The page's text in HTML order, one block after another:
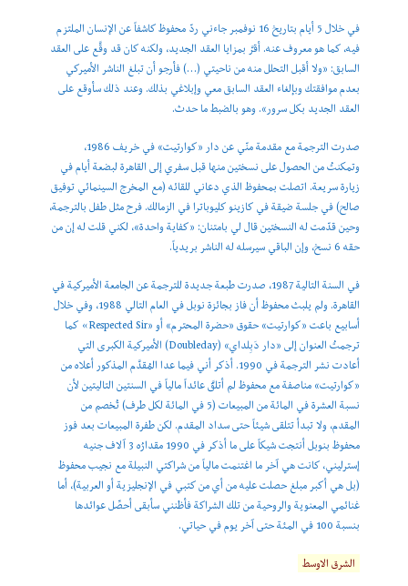
في خلال 5 أيام بتاريخ 16 نوفمبر جاءني ردّ محفوظ كاشفاً عن الإنسان الملتزم
فيه، كما هو معروف عنه. أقرَّ بمزايا العقد الجديد، ولكنه كان قد وقَّع على العقد
السابق: «ولا أقبل التحلل منه من ناحيتي (…) فأرجو أن تبلغ الناشر الأميركي
بعدم موافقتك وبإلغاء العقد السابق معي وإبلاغي بذلك. وعند ذلك سأوقع على
العقد الجديد بكل سرور». وهو بالضبط ما حدث.
صدرت الترجمة مع مقدمة منّي عن دار «كوارتيت» في خريف 1986،
وتمكنتُ من الحصول على نسختين منها قبل سفري إلى القاهرة لبضعة أيام في
زيارة سريعة. اتصلت بمحفوظ الذي دعاني للقائه (مع المخرج السينمائي توفيق
صالح) في جلسة ضيقة في كازينو كليوباترا في الزمالك. فرح مثل طفل بالترجمة،
وحين قدّمت له النسختين قال لي بامتنان: «كفاية واحدة»، لكني قلت له إن من
حقه 6 نسخ، وإن الباقي سيرسله له الناشر بريدياً.
في السنة التالية 1987، صدرت طبعة جديدة للترجمة عن الجامعة الأميركية في
القاهرة. ولم يلبث محفوظ أن فاز بجائزة نوبل في العام التالي 1988، وفي خلال
أسابيع باعت «كوارتيت» حقوق «حضرة المحترم» أو «Respected Sir» كما
ترجمتُ العنوان إلى «دار دَبِلداي» (Doubleday) الأميركية الكبرى التي
أعادت نشر الترجمة في 1990. أذكر أني فيما عدا المُقدَّم المذكور أعلاه من
«كوارتيت» مناصفة مع محفوظ لم أتلقَّ عائداً مالياً في السنتين التاليتين لأن
نسبة العشرة في المائة من المبيعات (5 في المائة لكل طرف) تُخصم من
المقدم، ولا تبدأ تتلقى شيئاً حتى سداد المقدم. لكن طفرة المبيعات بعد فوز
محفوظ بنوبل أنتجت شيكاً على ما أذكر في 1990 مقدارُه 3 آلاف جنيه
إسترليني، كانت هي آخر ما اغتنمت مالياً من شراكتي النبيلة مع نجيب محفوظ
(بل هي أكبر مبلغ حصلت عليه من أي من كتبي في الإنجليزية أو العربية)، أما
غنائمي المعنوية والروحية من تلك الشراكة فأظنني سأبقى أحصِّل عوائدها
بنسبة 100 في المئة حتى آخر يوم في حياتي.
الشرق الاوسط